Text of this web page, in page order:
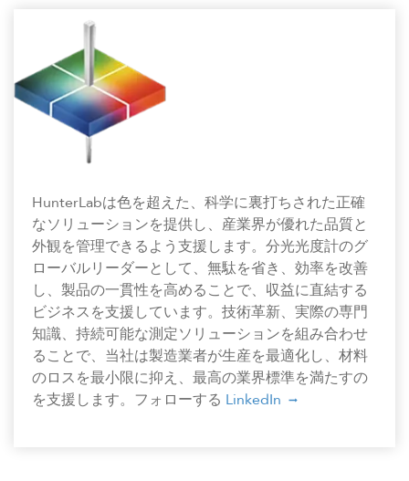
HunterLabは色を超えた、科学に裏打ちされた正確
なソリューションを提供し、産業界が優れた品質と
外観を管理できるよう支援します。分光光度計のグ
ローバルリーダーとして、無駄を省き、効率を改善
し、製品の一貫性を高めることで、収益に直結する
ビジネスを支援しています。技術革新、実際の専門
知識、持続可能な測定ソリューションを組み合わせ
ることで、当社は製造業者が生産を最適化し、材料
のロスを最小限に抑え、最高の業界標準を満たすの
を支援します。フォローする LinkedIn